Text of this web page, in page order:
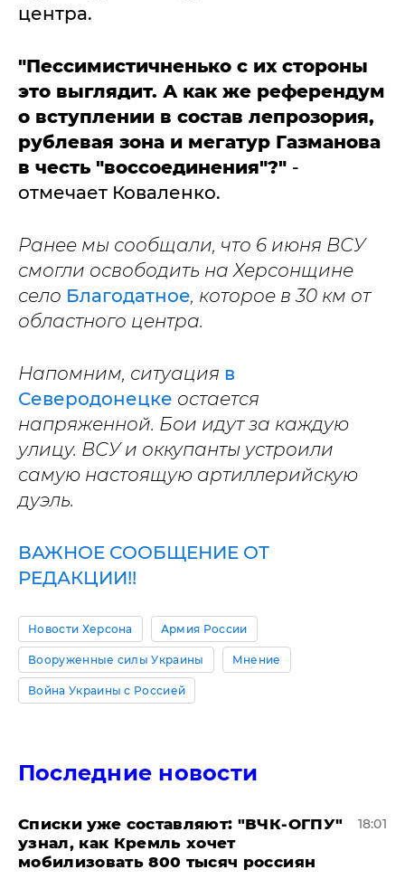
центра.
"Пессимистичненько с их стороны
это выглядит. А как же референдум
о вступлении в состав лепрозория,
рублевая зона и мегатур Газманова
в честь "воссоединения"?" -
отмечает Коваленко.
Ранее мы сообщали, что 6 июня ВСУ
смогли освободить на Херсонщине
село Благодатное, которое в 30 км от
областного центра.
Напомним, ситуация в
Северодонецке остается
напряженной. Бои идут за каждую
улицу. ВСУ и оккупанты устроили
самую настоящую артиллерийскую
дуэль.
ВАЖНОЕ СООБЩЕНИЕ ОТ
РЕДАКЦИИ!!
Новости Херсона Армия России
Вооруженные силы Украины Мнение
Война Украины с Россией
Последние новости
Списки уже составляют: "ВЧК-ОГПУ"
узнал, как Кремль хочет
мобилизовать 800 тысяч россиян
18:01